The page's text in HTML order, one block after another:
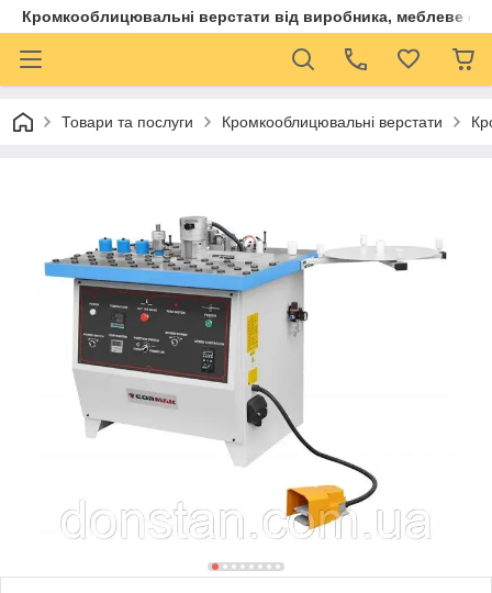
Кромкооблицювальні верстати від виробника, меблеве
Товари та послуги Кромкооблицювальні верстати